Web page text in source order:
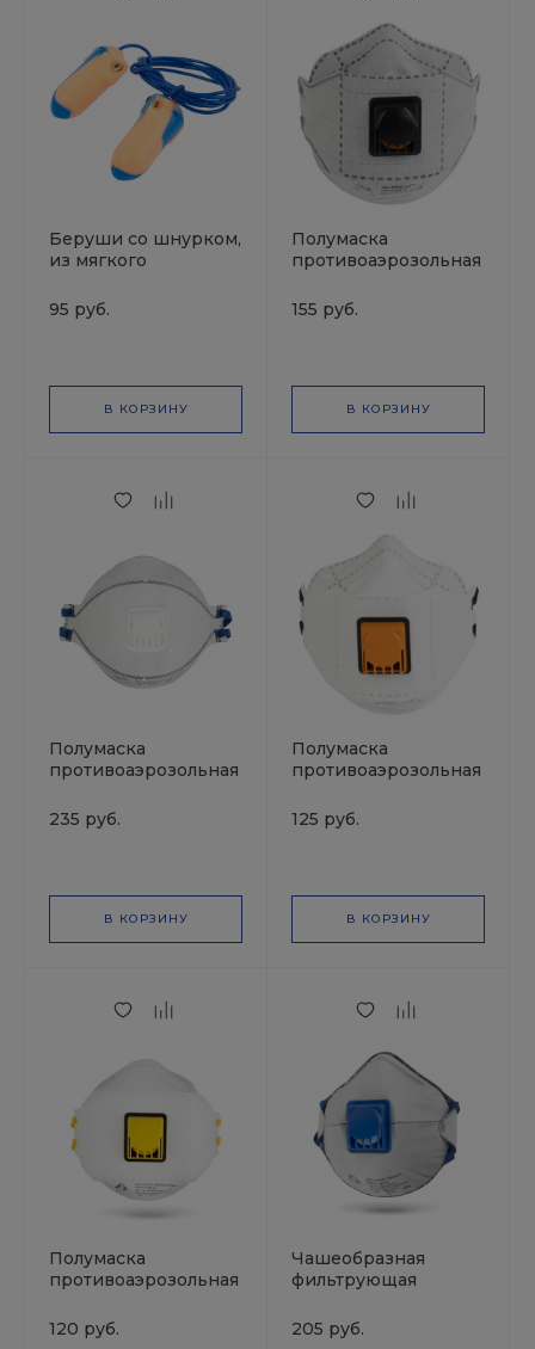
Беруши со шнурком,
из мягкого
вспененного
полиуретана (37 дБ)
95 руб.
В КОРЗИНУ
Полумаска
противоаэрозольная
угольным слоем,
трехпанельная. FFP2,
155 руб.
В КОРЗИНУ
Полумаска
противоаэрозольная
угольным слоем,
трехпанельная. FFP2
235 руб.
В КОРЗИНУ
Полумаска
противоаэрозольная
трехпанельная. FFP2
NR D, 12 ПДК JETA
125 руб.
В КОРЗИНУ
Полумаска
противоаэрозольная
трехпанельная. FFP1,
4 ПДК JETA Safety
120 руб.
Чашеобразная
фильтрующая
клапаном и
угольным слоем,
205 руб.